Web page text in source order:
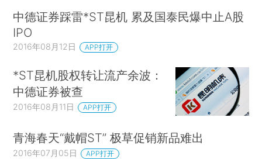
中德证券踩雷*ST昆机 累及国泰民爆中止A股
IPO
2016年08月12日 APP打开
*ST昆机股权转让流产余波：
中德证券被查
2016年08月11日 APP打开
青海春天“戴帽ST” 极草促销新品难出
2016年07月05日 APP打开